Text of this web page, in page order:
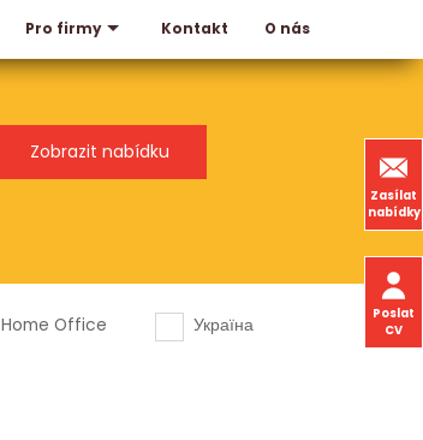
Pro firmy Kontakt O nás
Zasílat
nabídky
Poslat
CV
Home Office
Україна